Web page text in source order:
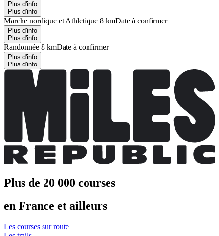
Plus d'info
Plus d'info
Marche nordique et Athletique 8 kmDate à confirmer
Plus d'info
Plus d'info
Randonnée 8 kmDate à confirmer
Plus d'info
Plus d'info
Plus de 20 000 courses
en France et ailleurs
Les courses sur route